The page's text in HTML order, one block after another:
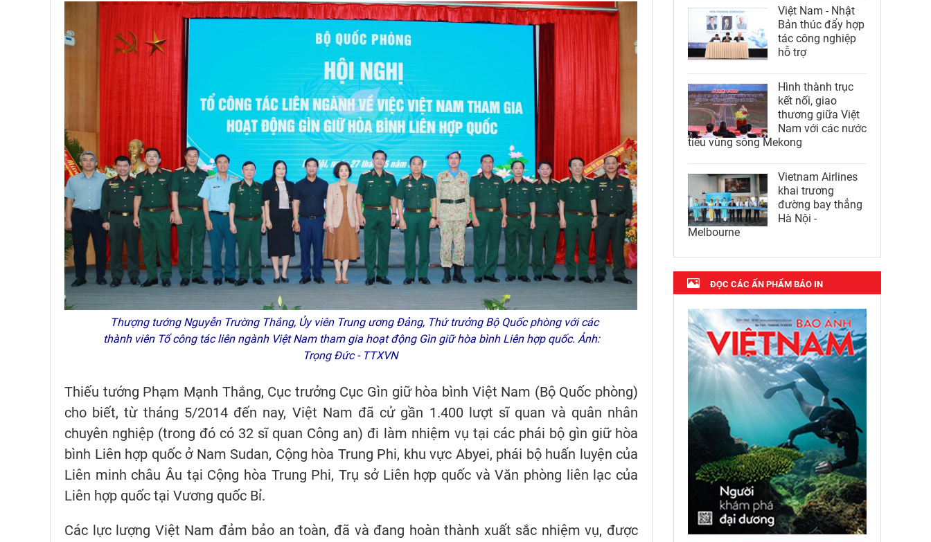
Thượng tướng Nguyễn Trường Thắng, Ủy viên Trung ương Đảng, Thứ trưởng Bộ Quốc phòng với các
thành viên Tổ công tác liên ngành Việt Nam tham gia hoạt động Gìn giữ hòa bình Liên hợp quốc. Ảnh:
Trọng Đức - TTXVN
Thiếu tướng Phạm Mạnh Thắng, Cục trưởng Cục Gìn giữ hòa bình Việt Nam (Bộ Quốc phòng)
cho biết, từ tháng 5/2014 đến nay, Việt Nam đã cử gần 1.400 lượt sĩ quan và quân nhân
chuyên nghiệp (trong đó có 32 sĩ quan Công an) đi làm nhiệm vụ tại các phái bộ gìn giữ hòa
bình Liên hợp quốc ở Nam Sudan, Cộng hòa Trung Phi, khu vực Abyei, phái bộ huấn luyện của
Liên minh châu Âu tại Cộng hòa Trung Phi, Trụ sở Liên hợp quốc và Văn phòng liên lạc của
Liên hợp quốc tại Vương quốc Bỉ.
Các lực lượng Việt Nam đảm bảo an toàn, đã và đang hoàn thành xuất sắc nhiệm vụ, được
Việt Nam - Nhật
Bản thúc đẩy hợp
tác công nghiệp
hỗ trợ
Hình thành trục
kết nối, giao
thương giữa Việt
Nam với các nước
tiểu vùng sông Mekong
Vietnam Airlines
khai trương
đường bay thẳng
Hà Nội -
Melbourne
ĐỌC CÁC ẤN PHẨM BÁO IN